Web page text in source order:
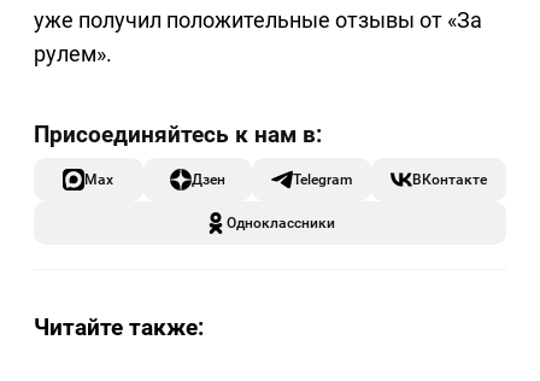
уже получил положительные отзывы от «За
рулем».
Max Дзен Telegram ВКонтакте
Одноклассники
Читайте также: